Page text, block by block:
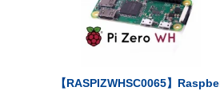
【RASPIZWHSC0065】